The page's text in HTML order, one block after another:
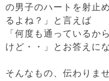
の男子のハートを射止
るよね？」と言えば
「何度も通っているか
けど・・」とお答えにな
そんなもの、伝わりま